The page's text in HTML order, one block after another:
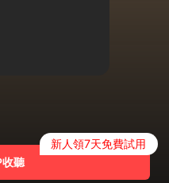
聽
新人領7天免費試用